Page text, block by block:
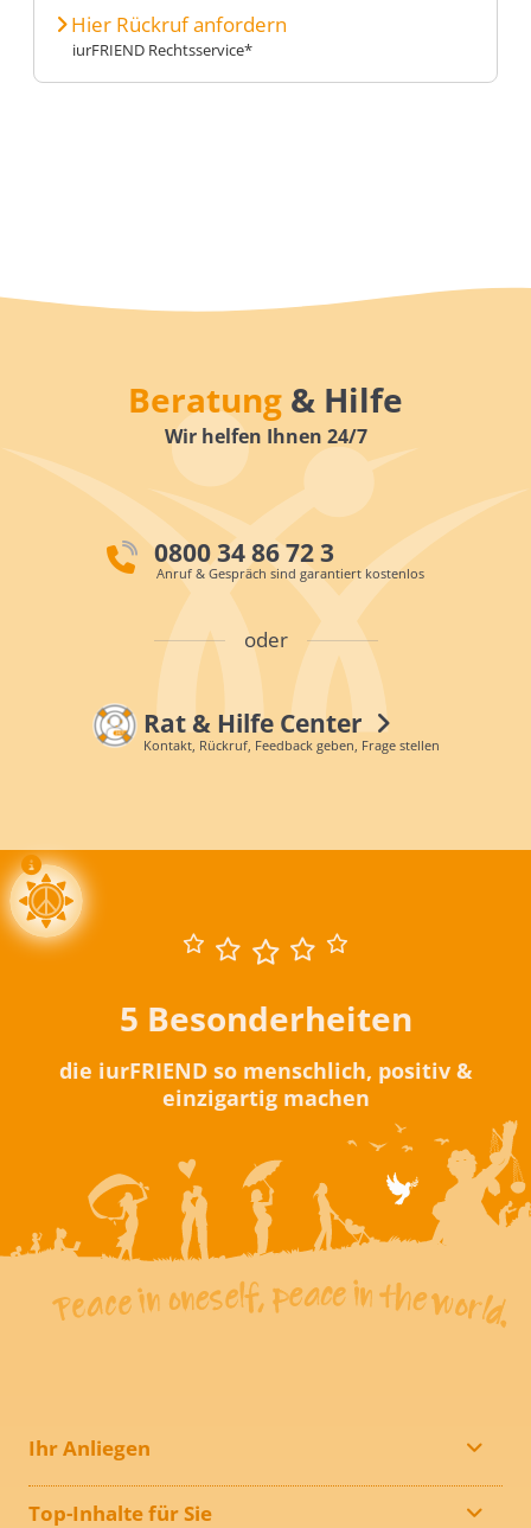
Hier Rückruf anfordern
iurFRIEND Rechtsservice*
Beratung & Hilfe
Wir helfen Ihnen 24/7
0800 34 86 72 3
Anruf & Gespräch sind garantiert kostenlos
oder
Rat & Hilfe Center
Kontakt, Rückruf, Feedback geben, Frage stellen
5 Besonderheiten
die iurFRIEND so menschlich, positiv &
einzigartig machen
Ihr Anliegen
Top-Inhalte für Sie